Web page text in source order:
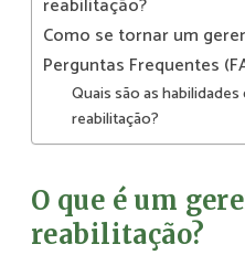
reabilitação?
Como se tornar um
Perguntas Frequentes
Quais são as
reabilitação?
O que é um
reabilitação?